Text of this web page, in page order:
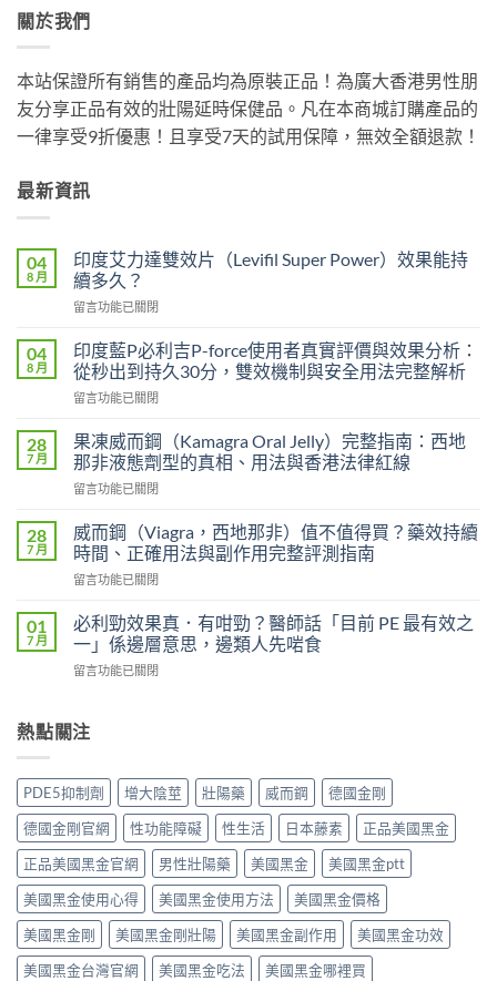
關於我們
本站保證所有銷售的產品均為原裝正品！為廣大香港男性朋
友分享正品有效的壯陽延時保健品。凡在本商城訂購產品的
一律享受9折優惠！且享受7天的試用保障，無效全額退款！
最新資訊
04
8 月
印度艾力達雙效片（Levifil Super Power）效果能持
續多久？
在
度
艾
力
達
效
片
（Levifil
Super
效
果
持
多
久？〉
中
留言功能已關閉
04
8 月
印度藍P必利吉P-force使用者真實評價與效果分析：
從秒出到持久30分，雙效機制與安全用法完整解析
在
度
藍
P
必
吉
P-
force
使
者
真
評
效
析：
從
秒
出
到
持
久
30
分，
雙
留言功能已關閉
28
7 月
果凍威而鋼（Kamagra Oral Jelly）完整指南：西地
那非液態劑型的真相、用法與香港法律紅線
在
凍
威
而
鋼
Oral
整
西
非
液
態
劑
型
的
真
相、
用
法
與
留言功能已關閉
28
7 月
威而鋼（Viagra，西地那非）值不值得買？藥效持續
時間、正確用法與副作用完整評測指南
在
而
鋼
（Viagra，
西
非）
值
得
買？
藥
效
持
續
時
間、
正
確
留言功能已關閉
01
7 月
必利勁效果真．有咁勁？醫師話「目前 PE 最有效之
一」係邊層意思，邊類人先啱食
在
勁
效
真．
有
咁
勁？
醫
師
話
「目
前
PE
最
留言功能已關閉
熱點關注
PDE5抑制劑 增大陰莖 壯陽藥 威而鋼
德國金剛
德國金剛官網
性功能障礙 性生活 日本藤素
正品美國黑金
正品美國黑金官網
男性壯陽藥 美國黑金
美國黑金ptt
美國黑金使用心得
美國黑金使用方法
美國黑金價格
美國黑金剛
美國黑金剛壯陽 美國黑金副作用
美國黑金功效
美國黑金台灣官網
美國黑金吃法 美國黑金哪裡買